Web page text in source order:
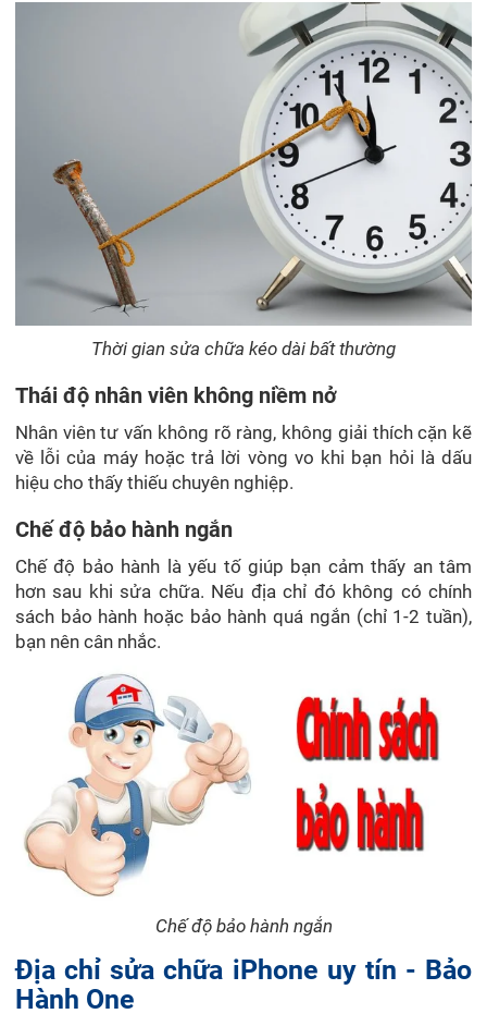
Thời gian sửa chữa kéo dài bất thường
Thái độ nhân viên không niềm nở
Nhân viên tư vấn không rõ ràng, không giải thích cặn kẽ
về lỗi của máy hoặc trả lời vòng vo khi bạn hỏi là dấu
hiệu cho thấy thiếu chuyên nghiệp.
Chế độ bảo hành ngắn
Chế độ bảo hành là yếu tố giúp bạn cảm thấy an tâm
hơn sau khi sửa chữa. Nếu địa chỉ đó không có chính
sách bảo hành hoặc bảo hành quá ngắn (chỉ 1-2 tuần),
bạn nên cân nhắc.
Chế độ bảo hành ngắn
Địa chỉ sửa chữa iPhone uy tín - Bảo
Hành One